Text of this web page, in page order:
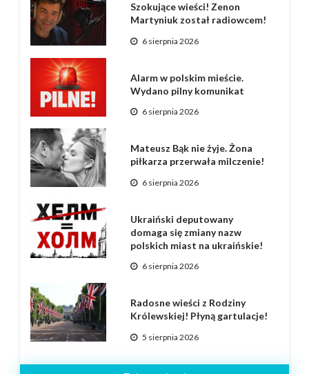
Szokujące wieści! Zenon
Martyniuk został radiowcem!
6 sierpnia 2026
Alarm w polskim mieście.
Wydano pilny komunikat
6 sierpnia 2026
Mateusz Bąk nie żyje. Żona
piłkarza przerwała milczenie!
6 sierpnia 2026
Ukraiński deputowany
domaga się zmiany nazw
polskich miast na ukraińskie!
6 sierpnia 2026
Radosne wieści z Rodziny
Królewskiej! Płyną gartulacje!
5 sierpnia 2026